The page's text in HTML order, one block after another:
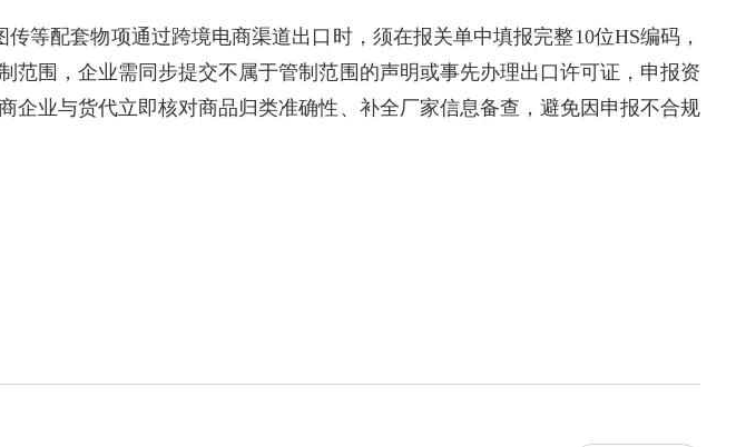
等配套物项通过跨境电商渠道出口时，须在报关单中填报完整10位HS编码，
围，企业需同步提交不属于管制范围的声明或事先办理出口许可证，申报资
业与货代立即核对商品归类准确性、补全厂家信息备查，避免因申报不合规